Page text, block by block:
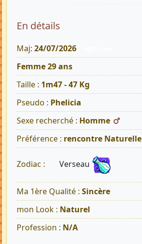
En détails
Maj: 24/07/2026
Femme 29 ans
Taille : 1m47 - 47 Kg
Pseudo : Phelicia
Sexe recherché : Homme
Préférence : rencontre Naturelle
Zodiac : Verseau
Ma 1ère Qualité : Sincère
mon Look : Naturel
Profession : N/A